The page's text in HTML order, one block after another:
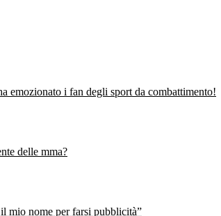
emozionato i fan degli sport da combattimento!
delle mma?
mio nome per farsi pubblicità”